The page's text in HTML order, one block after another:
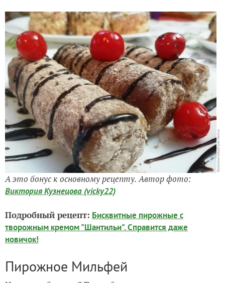
А это бонус к основному рецепту. Автор фото:
Виктория Кузнецова (vicky22)
Подробный рецепт: Бисквитные пирожные с
творожным кремом "Шантильи". Справится даже
новичок!
Пирожное Мильфей